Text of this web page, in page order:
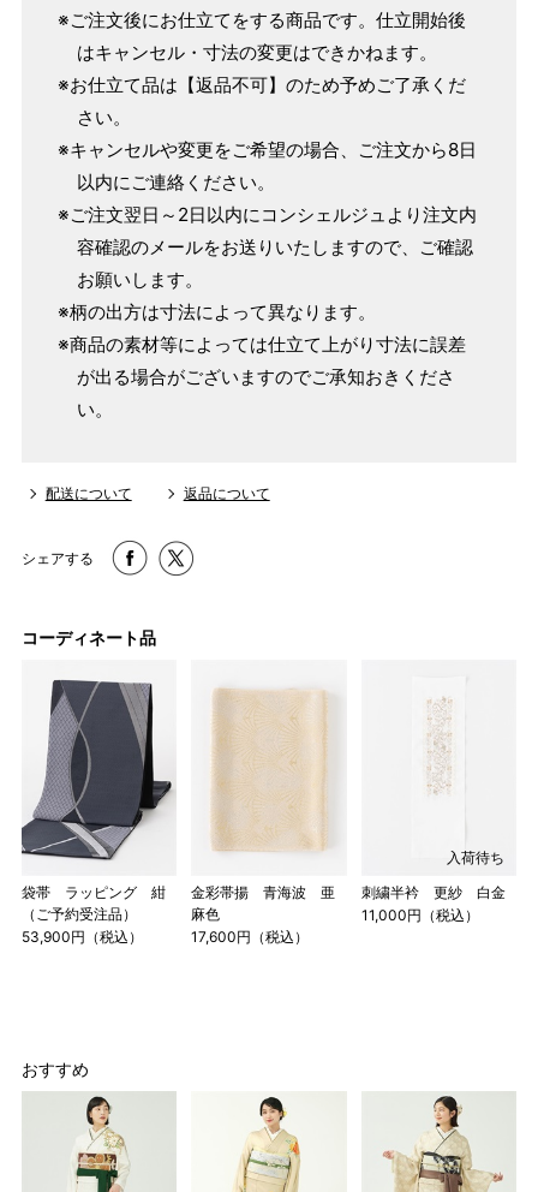
1 寸法は鯨尺（くじらじゃく）寸法です。もともと鯨のひげ
単位：１尺＝約38cm １寸＝約3.8cm １分＝約0.38cm
2 鯨尺寸法となりますので上表の cm はおおよその長さとな
ります。
3 反物の巾により表記の裄のサイズが出ない場合がございま
店舗一覧はこちら
※ご注文後にお仕立てをする商品です。仕立開始後
はキャンセル・寸法の変更はできかねます。
※お仕立て品は【返品不可】のため予めご了承くだ
さい。
※キャンセルや変更をご希望の場合、ご注文から8日
以内にご連絡ください。
※ご注文翌日～2日以内にコンシェルジュより注文内
容確認のメールをお送りいたしますので、ご確認
お願いします。
※柄の出方は寸法によって異なります。
※商品の素材等によっては仕立て上がり寸法に誤差
が出る場合がございますのでご承知おきくださ
い。
配送について 返品について
シェアする
コーディネート品
袋帯 ラッピング 紺
（ご予約受注品）
53,900円（税込）
金彩帯揚 青海波 亜
麻色
17,600円（税込）
入荷待ち
刺繍半衿 更紗 白金
11,000円（税込）
おすすめ